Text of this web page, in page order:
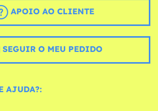
APOIO AO CLIENTE
SEGUIR O MEU PEDIDO
AJUDA?: